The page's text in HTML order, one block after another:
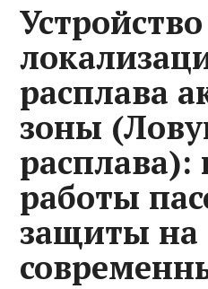
Устройство
расплава
зоны
работы
защиты на